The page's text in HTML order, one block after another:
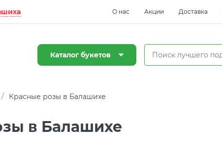
О нас Акции Доставка
Каталог букетов
/ Красные розы в Балашихе
в Балашихе